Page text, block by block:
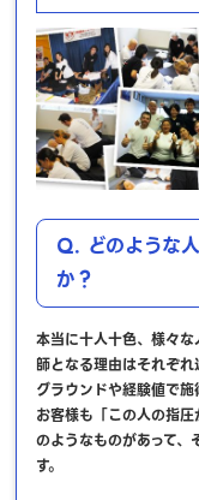
Q. どのような
か？
本当に十人十色、様々
師となる理由はそれぞ
グラウンドや経験値で施
お客様も「この人の指
のようなものがあって
す。